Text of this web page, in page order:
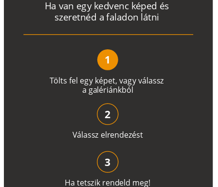
Tölts fel egy képet, vagyválassz
a galériánkból
Ha van egy kedvenc képed és
szeretnéd a faladon látni
1
Válassz elrendezést
2
Ha tetszik rendeld meg!
3